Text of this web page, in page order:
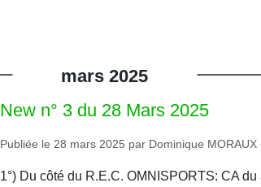
mars 2025
New n° 3 du 28 Mars 2025
Publiée le 28 mars 2025 par Dominique MORAUX
1°) Du côté du R.E.C. OMNISPORTS: CA